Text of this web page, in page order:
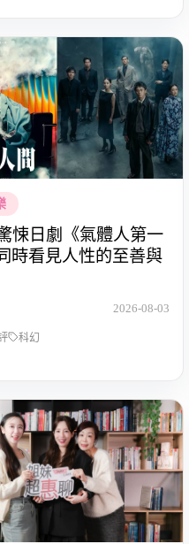
悚日劇《氣體人第一
時看見人性的至善與
2026-08-03
科幻